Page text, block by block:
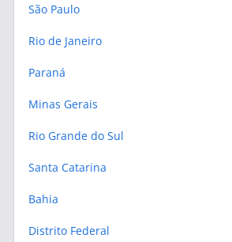
São Paulo
Rio de Janeiro
Paraná
Minas Gerais
Rio Grande do Sul
Santa Catarina
Bahia
Distrito Federal